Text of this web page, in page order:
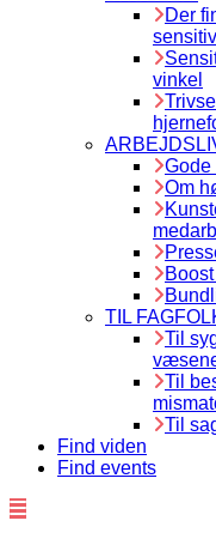
Der
vinkel
Gode
Om
TIL
Til
Til
Til
Find viden
Find events